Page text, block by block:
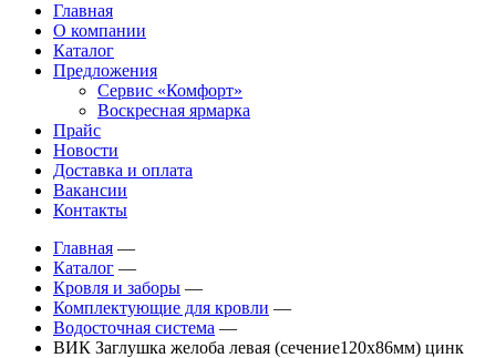
Главная
О компании
Каталог
Предложения
Сервис «Комфорт»
Воскресная ярмарка
Прайс
Новости
Доставка и оплата
Вакансии
Контакты
Главная —
Каталог —
Кровля и заборы —
Комплектующие для кровли —
Водосточная система —
ВИК Заглушка желоба левая (сечение120х86мм) цинк